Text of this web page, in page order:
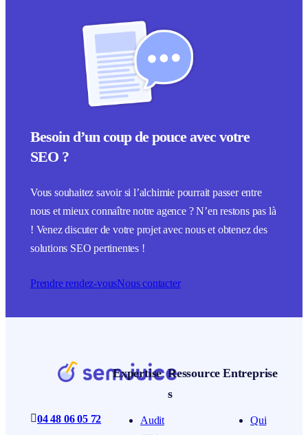
Besoin d’un coup de pouce avec votre
SEO ?
Vous souhaitez savoir si l’alchimie pourrait passer entre
nous et mieux connaître notre agence ? N’en restons pas là
! Venez discuter de votre projet avec nous et obtenez des
solutions SEO pertinentes !
Prendre rendez-vousNous contacter
04 48 06 05 72
Expertise
Audit
Ressource
s
Entreprise
Qui